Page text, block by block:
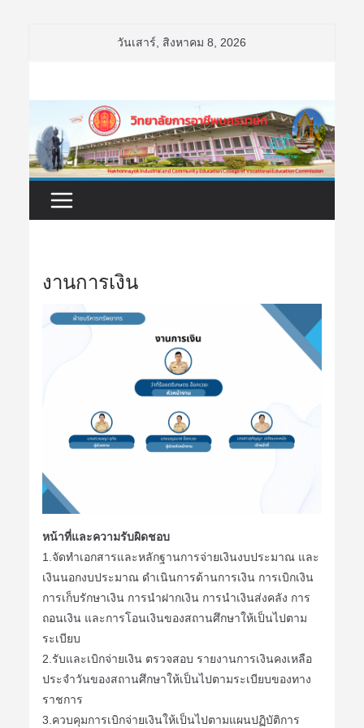
วันเสาร์, สิงหาคม 8, 2026
งานการเงิน
หน้าที่และความรับผิดชอบ
1.จัดทำเอกสารและหลักฐานการจ่ายเงินงบประมาณ และ
เงินนอกงบประมาณ ดำเนินการด้านการเงิน การเบิกเงิน
การเก็บรักษาเงิน การนำฝากเงิน การนำเงินส่งคลัง การ
ถอนเงิน และการโอนเงินของสถานศึกษาให้เป็นไปตาม
ระเบียบ
2.รับและเบิกจ่ายเงิน ตรวจสอบ รายงานการเงินคงเหลือ
ประจำวันของสถานศึกษาให้เป็นไปตามระเบียบของทาง
ราชการ
3.ควบคุมการเบิกจ่ายเงินให้เป็นไปตามแผนปฏิบัติการ